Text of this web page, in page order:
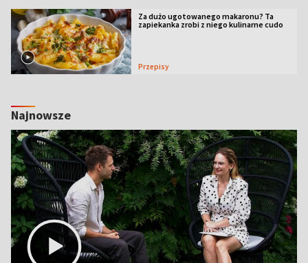
Za dużo ugotowanego makaronu? Ta
zapiekanka zrobi z niego kulinarne cudo
Przepisy
Najnowsze